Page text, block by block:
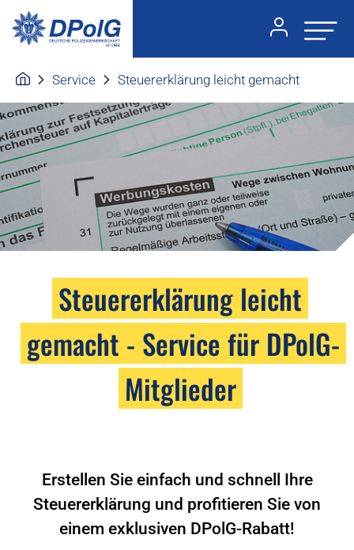
Service Steuererklärung leicht gemacht
Steuererklärung leicht
gemacht - Service für DPolG-
Mitglieder
Erstellen Sie einfach und schnell Ihre
Steuererklärung und profitieren Sie von
einem exklusiven DPolG-Rabatt!